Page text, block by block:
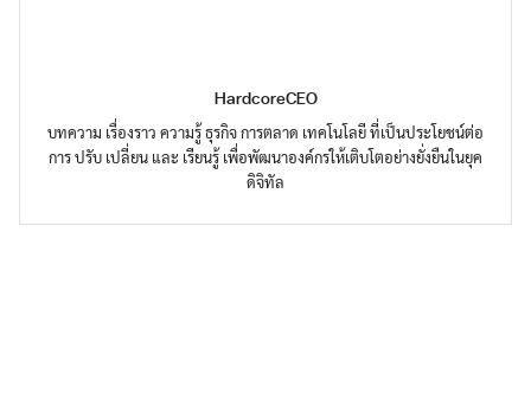
HardcoreCEO
บทความ เรื่องราว ความรู้ ธุรกิจ การตลาด เทคโนโลยี ที่เป็นประโยชน์ต่อ
การ ปรับ เปลี่ยน และ เรียนรู้ เพื่อพัฒนาองค์กรให้เติบโตอย่างยั่งยืนในยุค
ดิจิทัล